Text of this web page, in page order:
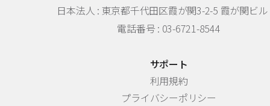
日本法人 : 東京都千代田区霞が関3-2-5 霞が関ビル
電話番号 : 03-6721-8544
サポート
利用規約
プライバシーポリシー